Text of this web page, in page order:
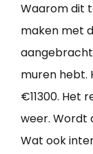
Waarom dit
maken met
muren hebt.
€11300. Het
weer. Wordt
Wat ook